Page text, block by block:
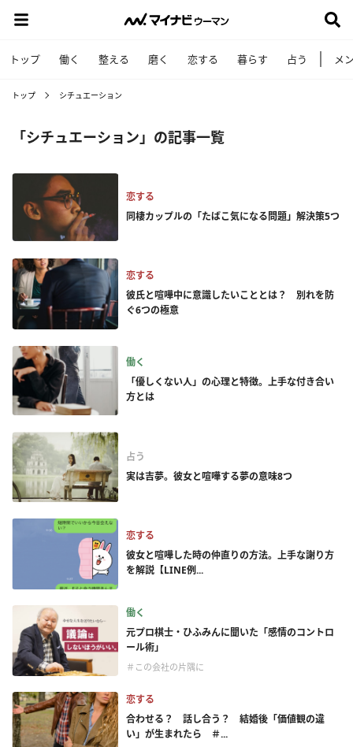
トップ 働く 整える 磨く 恋する 暮らす 占う メ
トップ シチュエーション
「シチュエーション」の記事一覧
恋する
同棲カップルの「たばこ気になる問題」解決策5つ
恋する
彼氏と喧嘩中に意識したいこととは？ 別れを防
ぐ6つの極意
働く
「優しくない人」の心理と特徴。上手な付き合い
方とは
占う
実は吉夢。彼女と喧嘩する夢の意味8つ
恋する
彼女と喧嘩した時の仲直りの方法。上手な謝り方
を解説【LINE例...
働く
元プロ棋士・ひふみんに聞いた「感情のコントロ
ール術」
＃この会社の片隅に
恋する
合わせる？ 話し合う？ 結婚後「価値観の違
い」が生まれたら ＃...